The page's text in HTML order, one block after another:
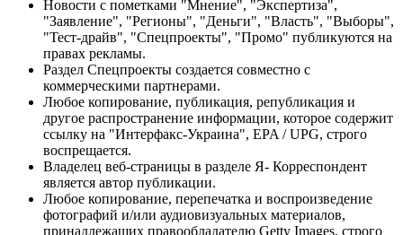
Новости с пометками "Мнение", "Экспертиза",
"Заявление", "Регионы", "Деньги", "Власть", "Выборы",
"Тест-драйв", "Спецпроекты", "Промо" публикуются на
правах рекламы.
Раздел Спецпроекты создается совместно с
коммерческими партнерами.
Любое копирование, публикация, републикация и
другое распространение информации, которое содержит
ссылку на "Интерфакс-Украина", EPA / UPG, строго
воспрещается.
Владелец веб-страницы в разделе Я- Корреспондент
является автор публикации.
Любое копирование, перепечатка и воспроизведение
фотографий и/или аудиовизуальных материалов,
принадлежащих правообладателю Getty Images, строго